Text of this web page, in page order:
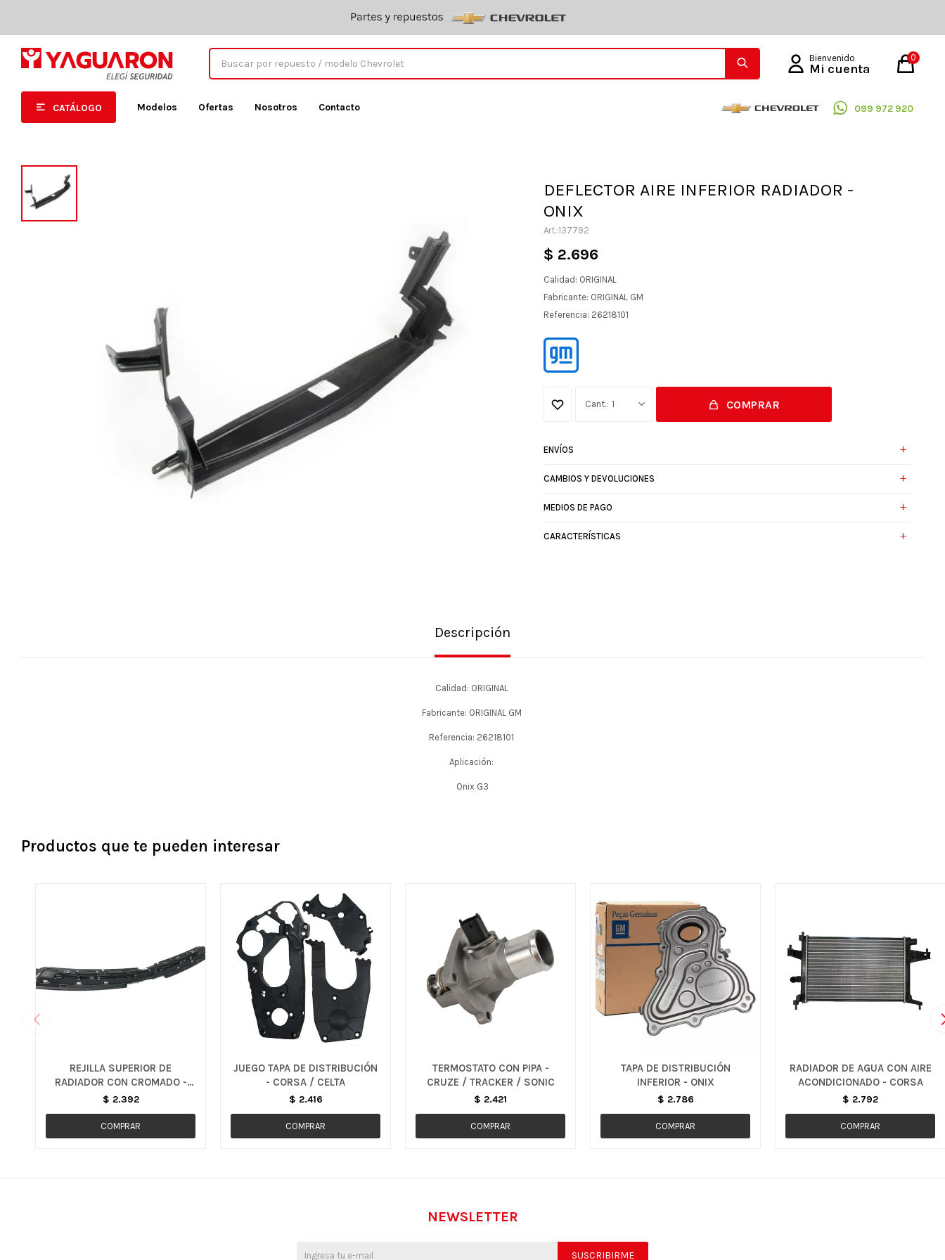
CATÁLOGO Modelos Ofertas Nosotros Contacto 099 972 920
0
DEFLECTOR AIRE INFERIOR RADIADOR -
ONIX
137792
$ 2.696
Calidad: ORIGINAL
Fabricante: ORIGINAL GM
Referencia: 26218101
1 COMPRAR
ENVÍOS
CAMBIOS Y DEVOLUCIONES
MEDIOS DE PAGO
CARACTERÍSTICAS
Descripción
Calidad: ORIGINAL
Fabricante: ORIGINAL GM
Referencia: 26218101
Aplicación:
Onix G3
Productos que te pueden interesar
REJILLA SUPERIOR DE
RADIADOR CON CROMADO -
COBALT
$ 2.392
JUEGO TAPA DE DISTRIBUCIÓN
- CORSA / CELTA
$ 2.416
TERMOSTATO CON PIPA -
CRUZE / TRACKER / SONIC
$ 2.421
TAPA DE DISTRIBUCIÓN
INFERIOR - ONIX
$ 2.786
RADIADOR DE AGUA CON AIRE
ACONDICIONADO - CORSA
$ 2.792
NEWSLETTER
SUSCRIBIRME